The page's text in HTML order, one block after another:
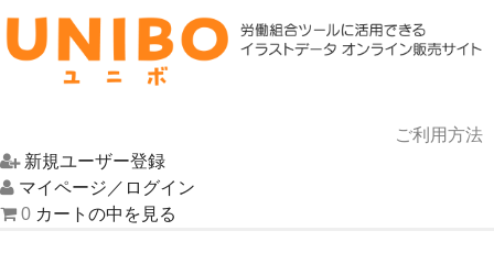
ご利用方法
HOME
新規ユーザー登録
マイページ／ログイン
0 カートの中を見る